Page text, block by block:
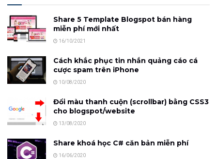
Share 5 Template Blogspot bán hàng
miễn phí mới nhất
16/10/2021
Cách khắc phục tin nhắn quảng cáo cá
cược spam trên iPhone
10/08/2020
Đổi màu thanh cuộn (scrollbar) bằng CSS3
cho blogspot/website
13/08/2020
Share khoá học C# căn bản miễn phí
16/06/2020